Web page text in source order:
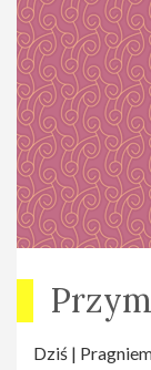
Dziś |